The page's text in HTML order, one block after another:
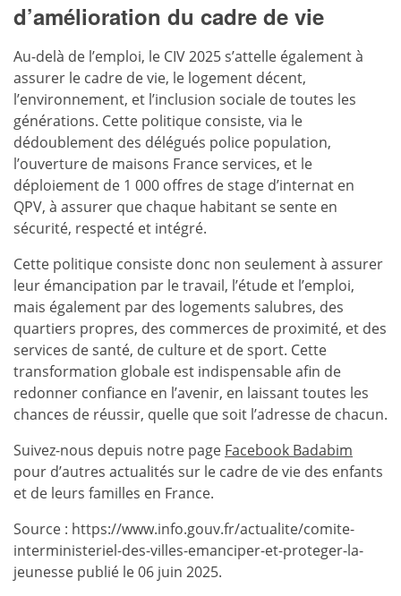
d’amélioration du cadre de vie
Au-delà de l’emploi, le CIV 2025 s’attelle également à
assurer le cadre de vie, le logement décent,
l’environnement, et l’inclusion sociale de toutes les
générations. Cette politique consiste, via le
dédoublement des délégués police population,
l’ouverture de maisons France services, et le
déploiement de 1 000 offres de stage d’internat en
QPV, à assurer que chaque habitant se sente en
sécurité, respecté et intégré.
Cette politique consiste donc non seulement à assurer
leur émancipation par le travail, l’étude et l’emploi,
mais également par des logements salubres, des
quartiers propres, des commerces de proximité, et des
services de santé, de culture et de sport. Cette
transformation globale est indispensable afin de
redonner confiance en l’avenir, en laissant toutes les
chances de réussir, quelle que soit l’adresse de chacun.
Suivez-nous depuis notre page Facebook Badabim
pour d’autres actualités sur le cadre de vie des enfants
et de leurs familles en France.
Source : https://www.info.gouv.fr/actualite/comite-
interministeriel-des-villes-emanciper-et-proteger-la-
jeunesse publié le 06 juin 2025.